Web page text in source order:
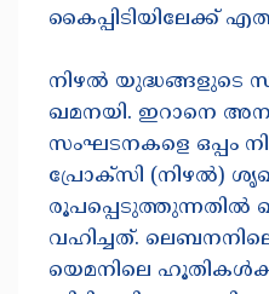
കൈപ്പിടിയിലേക്ക്
നിഴൽ യുദ്ധങ്ങളുടെ
ഖമനയി. ഇറാനെ
സംഘടനകളെ ഒപ്പം
പ്രോക്സി (നിഴൽ)
രൂപപ്പെടുത്തുന്നതിൽ
വഹിച്ചത്.
യെമനിലെ